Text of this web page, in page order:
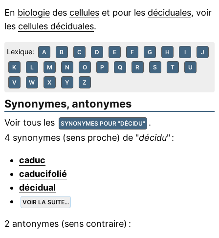
En biologiedes celluleset pour les déciduales, voir
les cellules déciduales.
Lexique: A B C D E F G H I J
K L M N O P Q R S T U
V W X Y Z
Synonymes, antonymes
Voir tous les SYNONYMES POUR "DÉCIDU" .
4 synonymes (sens proche) de "décidu" :
caduc
caducifolié
décidual
VOIR LA SUITE...
2 antonymes (sens contraire) :